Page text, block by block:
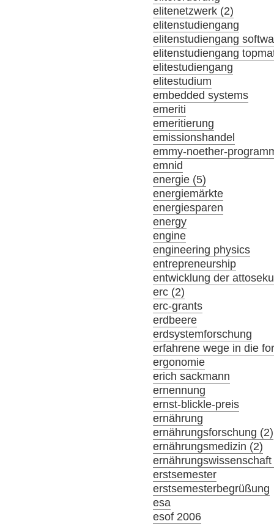
elitenetzwerk (2)
elitenstudiengang
elitenstudiengang
elitenstudiengang
elitestudiengang
elitestudium
embedded systems
emeriti
emeritierung
emissionshandel
emmy-noether-
emnid
energie (5)
energiemärkte
energiesparen
energy
engine
engineering physics
entrepreneurship
entwicklung der
erc (2)
erc-grants
erdbeere
erdsystemforschung
erfahrene wege in die
ergonomie
erich sackmann
ernennung
ernst-blickle-preis
ernährung
ernährungsforschung (2)
ernährungsmedizin (2)
erstsemester
erstsemesterbegrüßung
esa
esof 2006